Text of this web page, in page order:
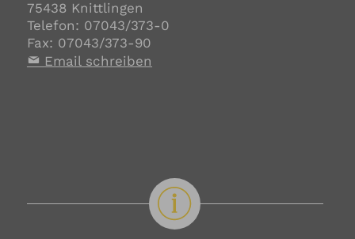
75438 Knittlingen
Telefon: 07043/373-0
Fax: 07043/373-90
Email schreiben